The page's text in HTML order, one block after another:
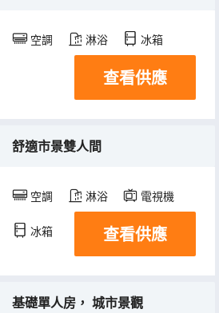
空調 淋浴 冰箱
查看供應
舒適市景雙人間
空調 淋浴 電視機
冰箱 查看供應
基礎單人房， 城市景觀